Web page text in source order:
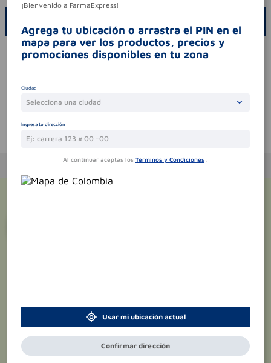
Por favor, inicie sesión para escribir un comentario
Te puede interesar
¡Bienvenido a FarmaExpress!
Agrega tu ubicación o arrastra el PIN en el
mapa para ver los productos, precios y
promociones disponibles en tu zona
Ciudad
Selecciona una ciudad
Ingresa tu dirección
Al continuar aceptas los Términos y Condiciones .
Usar mi ubicación actual
Confirmar dirección